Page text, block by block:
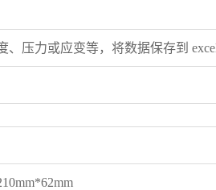
压力或应变等，将数据保存到